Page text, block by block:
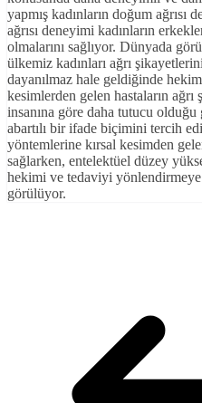
yapmış kadınların doğum ağrısı
ağrısı deneyimi kadınların
olmalarını sağlıyor. Dünyada
ülkemiz kadınları ağrı
dayanılmaz hale geldiğinde
kesimlerden gelen hastaların
insanına göre daha tutucu
abartılı bir ifade biçimini tercih
yöntemlerine kırsal kesimden
sağlarken, entelektüel düzey
hekimi ve tedaviyi yönlendirmeye
görülüyor.